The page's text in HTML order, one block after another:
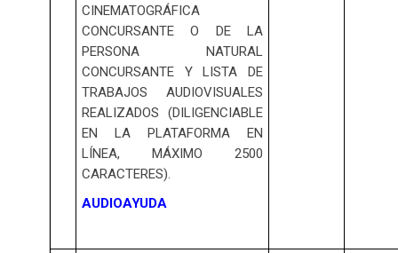
CINEMATOGRÁFICA
CONCURSANTE O DE LA
PERSONA NATURAL
CONCURSANTE Y LISTA DE
TRABAJOS AUDIOVISUALES
REALIZADOS (DILIGENCIABLE
EN LA PLATAFORMA EN
LÍNEA, MÁXIMO 2500
CARACTERES).
AUDIOAYUDA